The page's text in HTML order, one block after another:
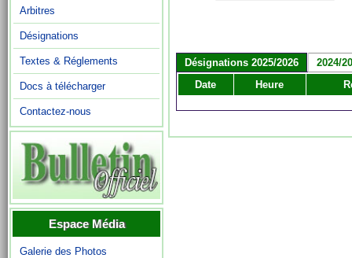
Arbitres
Désignations
Textes & Réglements
Docs à télécharger
Contactez-nous
Espace Média
Galerie des Photos
Désignations 2025/2026
2024/
Date
Heure